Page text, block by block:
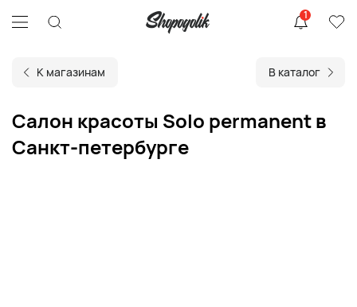
1
К магазинам В каталог
Салон красоты Solo permanent в
Санкт-петербурге